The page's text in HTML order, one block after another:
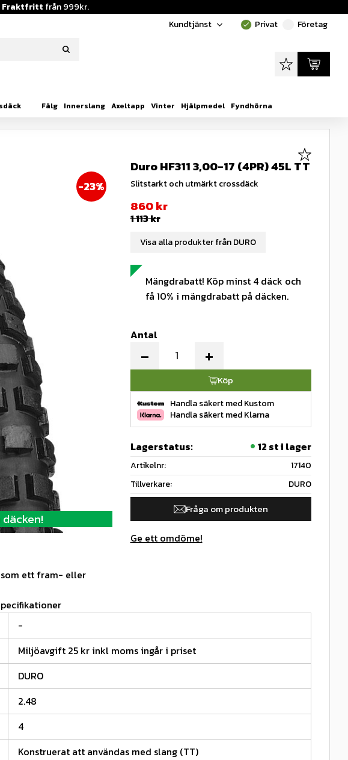
Fraktfritt från 999kr.
Kundtjänst done Privat Företag
Favoriter
Kundvagn
Fälg Innerslang Axeltapp Vinter Hjälpmedel Fyndhörna
däcken!
23%
Duro HF311 3,00-17 (4PR) 45L TT
Slitstarkt och utmärkt crossdäck
Mängdrabatt! Köp minst 4 däck och
få 10% i mängdrabatt på däcken.
Nedsatt pris:
860kr
Ordinarie pris:
1 113kr
Antal
+
-
Köp
Handla säkert med Kustom
Handla säkert med Klarna
Lägg till
Lagerstatus 12 st i lager
Artikelnr
17140
Tillverkare
DURO
Fråga om produkten
Visa alla produkter från DURO
Ge ett omdöme!
ett fram- eller
-
Miljöavgift 25 kr inkl moms ingår i priset
DURO
2.48
4
Konstruerat att användas med slang (TT)